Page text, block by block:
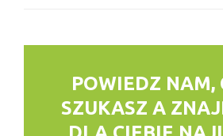
POWIEDZ NAM,
SZUKASZ A